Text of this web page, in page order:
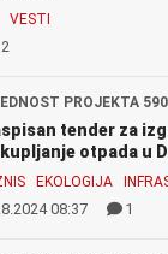
VESTI
2
PROJEKTA
tender za
otpada u
EKOLOGIJA
08:37 1